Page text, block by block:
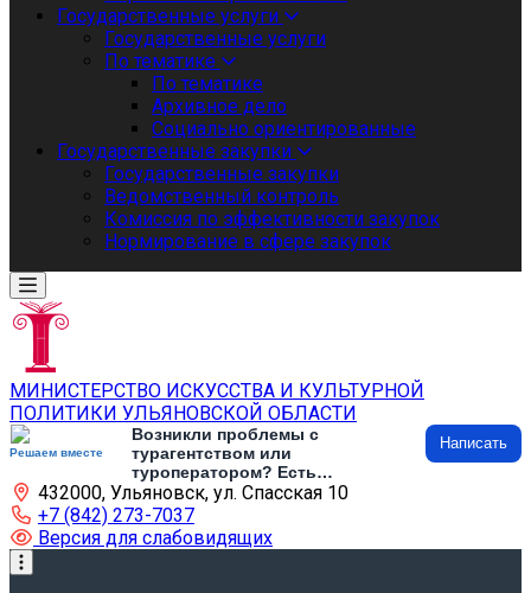
Государственные услуги
Государственные услуги
По тематике
По тематике
Архивное дело
Социально ориентированные
Государственные закупки
Государственные закупки
Ведомственный контроль
Комиссия по эффективности закупок
Нормирование в сфере закупок
МИНИСТЕРСТВО ИСКУССТВА И КУЛЬТУРНОЙ
ПОЛИТИКИ УЛЬЯНОВСКОЙ ОБЛАСТИ
Решаем вместе
Возникли проблемы с
турагентством или
туроператором? Есть
предложения по развитию
туризма и туристической
инфраструктуры? Напишите об
этом
Написать
432000, Ульяновск, ул. Спасская 10
+7 (842) 273-7037
Версия для слабовидящих